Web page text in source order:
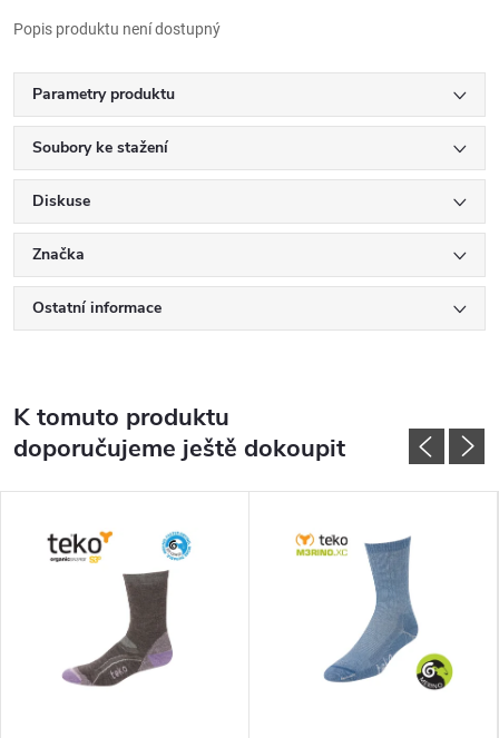
Popis produktu není dostupný
Parametry produktu
Soubory ke stažení
Diskuse
Značka
Ostatní informace
K tomuto produktu
doporučujeme ještě dokoupit